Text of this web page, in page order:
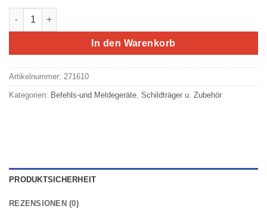
Eaton/Moeller RMQ-Titan Schutzkragen grau M22G-XGPV
In den Warenkorb
Artikelnummer: 271610
Kategorien: Befehls-und Meldegeräte Schildträger u. Zubehör
PRODUKTSICHERHEIT
REZENSIONEN (0)